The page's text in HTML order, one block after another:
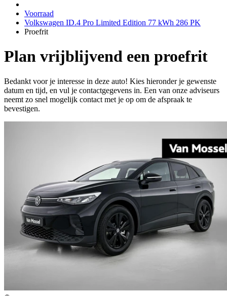
Voorraad
Volkswagen ID.4 Pro Limited Edition 77 kWh 286 PK
Proefrit
Plan vrijblijvend een proefrit
Bedankt voor je interesse in deze auto! Kies hieronder je gewenste
datum en tijd, en vul je contactgegevens in. Een van onze adviseurs
neemt zo snel mogelijk contact met je op om de afspraak te
bevestigen.